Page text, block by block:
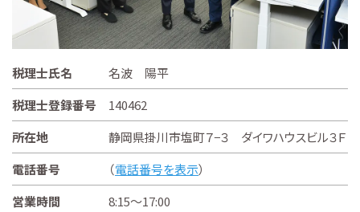
税理士氏名
名波 陽平
税理士登録番号
140462
所在地
静岡県掛川市塩町７−３ ダイワハウスビル３Ｆ
電話番号
（電話番号を表示）
営業時間
8:15～17:00